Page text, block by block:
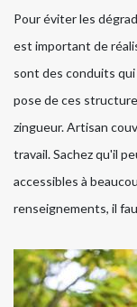
Pour éviter les
est important de
sont des conduits
pose de ces
zingueur. Artisan
travail. Sachez qu'il
accessibles à
renseignements, il